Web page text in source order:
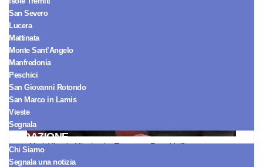
San Severo
Lucera
Mattinata
Monte Sant’Angelo
Manfredonia
Peschici
San Giovanni Rotondo
San Marco in Lamis
Vieste
Segnala
REDAZIONE
Chi Siamo
Segnala una notizia
MariaVittoria Minghetti e Tommaso Franchi (Screen
Mediaset Infinity)